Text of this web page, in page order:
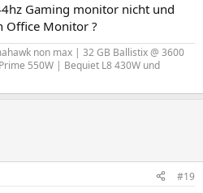
Gaming monitor nicht und
Office Monitor ?
non max | 32 GB Ballistix @ 3600
550W | Bequiet L8 430W und
#19